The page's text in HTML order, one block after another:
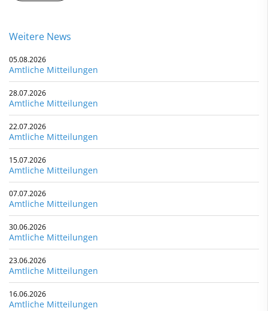
Weitere News
05.08.2026
Amtliche Mitteilungen
28.07.2026
Amtliche Mitteilungen
22.07.2026
Amtliche Mitteilungen
15.07.2026
Amtliche Mitteilungen
07.07.2026
Amtliche Mitteilungen
30.06.2026
Amtliche Mitteilungen
23.06.2026
Amtliche Mitteilungen
16.06.2026
Amtliche Mitteilungen